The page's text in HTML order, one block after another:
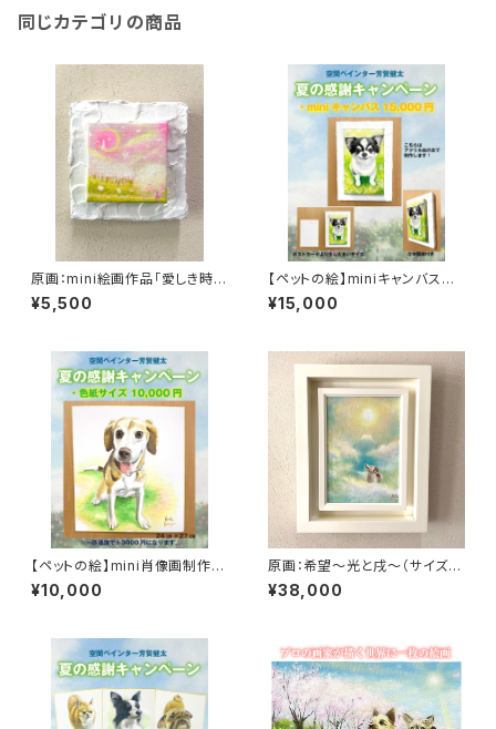
同じカテゴリの商品
原画：mini絵画作品「愛しき時
間」
¥5,500
【ペットの絵】miniキャンバス制
作（アクリル絵の具・ポストカー
ドサイズ）
¥15,000
【ペットの絵】mini肖像画制作
（水彩・色紙サイズ）
¥10,000
原画：希望〜光と戌〜（サイズ：
SM号・額縁外寸：よこ25.8cm×
たて32.7㎝×奥行4.5㎝）
¥38,000